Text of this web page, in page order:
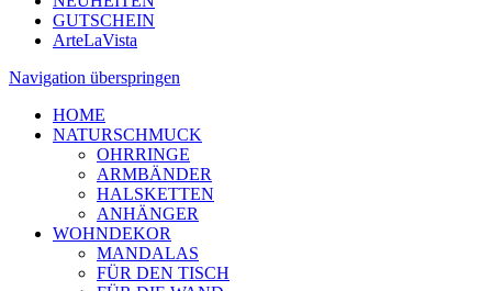
GUTSCHEIN
ArteLaVista
Navigation überspringen
HOME
NATURSCHMUCK
OHRRINGE
ARMBÄNDER
HALSKETTEN
ANHÄNGER
WOHNDEKOR
MANDALAS
FÜR DEN TISCH